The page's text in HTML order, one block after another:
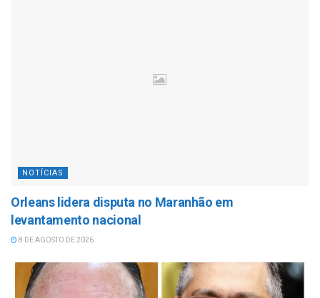
NOTÍCIAS
Orleans lidera disputa no Maranhão em
levantamento nacional
8 DE AGOSTO DE 2026